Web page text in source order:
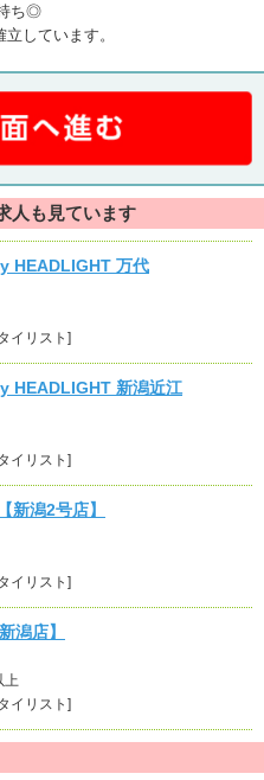
ち◎
しています。
人も見ています
HEADLIGHT 万代
イリスト]
HEADLIGHT 新潟近江
イリスト]
潟2号店】
イリスト]
潟店】
上
イリスト]